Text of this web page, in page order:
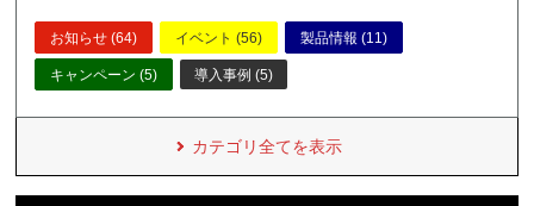
お知らせ (64) イベント (56) 製品情報 (11)
キャンペーン (5) 導入事例 (5)
カテゴリ全てを表示